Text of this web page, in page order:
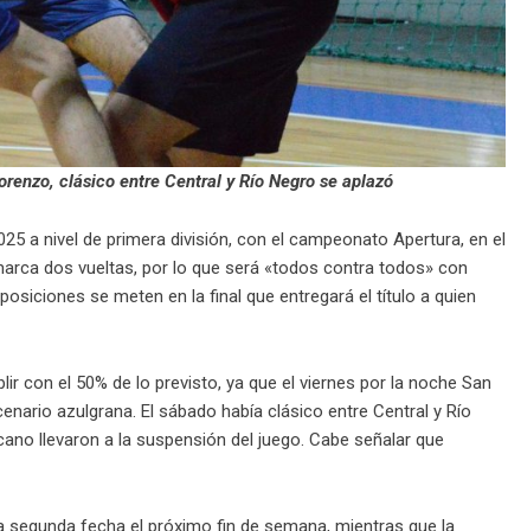
clásico entre Central y Río Negro se aplazó
a nivel de primera división, con el campeonato Apertura, en el
dos vueltas, por lo que será «todos contra todos» con
se meten en la final que entregará el título a quien
con el 50% de lo previsto, ya que el viernes por la noche San
azulgrana. El sábado había clásico entre Central y Río
llevaron a la suspensión del juego. Cabe señalar que